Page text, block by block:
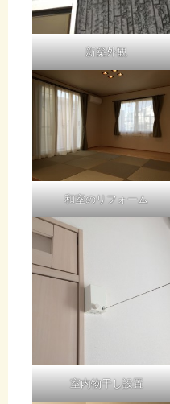
新築外観
和室のリフォーム
室内物干し設置